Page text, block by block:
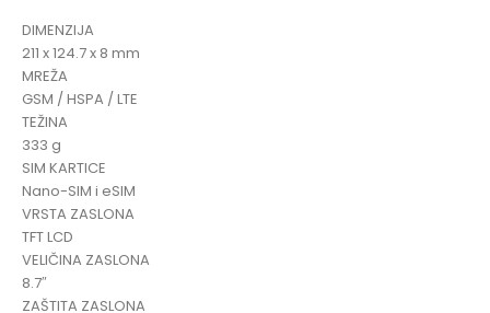
DIMENZIJA
211 x 124.7 x 8 mm
MREŽA
GSM / HSPA / LTE
TEŽINA
333 g
SIM KARTICE
Nano-SIM i eSIM
VRSTA ZASLONA
TFT LCD
VELIČINA ZASLONA
8.7″
ZAŠTITA ZASLONA